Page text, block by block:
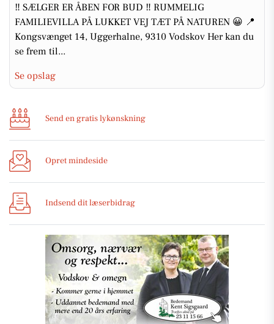
‼️ SÆLGER ER ÅBEN FOR BUD ‼️ RUMMELIG
FAMILIEVILLA PÅ LUKKET VEJ TÆT PÅ NATUREN 😀 📍
Kongsvænget 14, Uggerhalne, 9310 Vodskov Her kan du
se frem til...
Se opslag
Send en gratis lykønskning
Opret mindeside
Indsend dit læserbidrag